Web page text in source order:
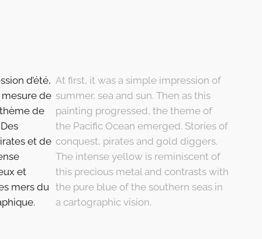
d’été,
de
de
et de
et
mers du
At first, it was a simple impression of
summer, sea and sun. Then as this
painting progressed, the theme of
the Pacific Ocean emerged. Stories of
conquest, pirates and gold diggers.
The intense yellow is reminiscent of
this precious metal and contrasts with
the pure blue of the southern seas in
a cartographic vision.